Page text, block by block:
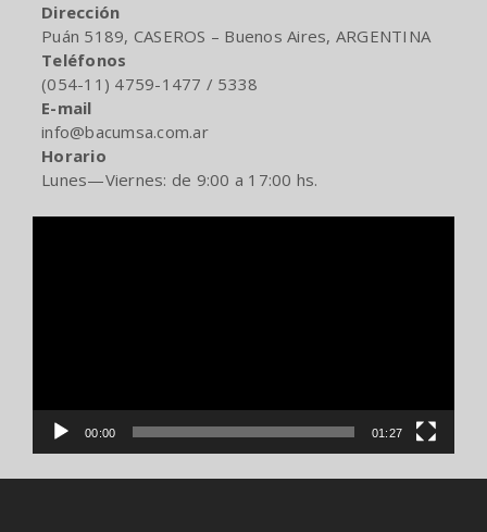
Dirección
Puán 5189, CASEROS – Buenos Aires, ARGENTINA
Teléfonos
(054-11) 4759-1477 / 5338
E-mail
info@bacumsa.com.ar
Horario
Lunes—Viernes: de 9:00 a 17:00 hs.
00:00 01:27